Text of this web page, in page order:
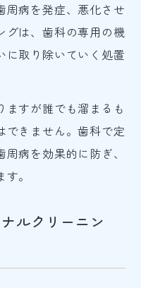
周病を発症、悪化させ
グは、歯科の専用の機
に取り除いていく処置
すが誰でも溜まるも
できません。歯科で定
病を効果的に防ぎ、
。
ルクリーニン